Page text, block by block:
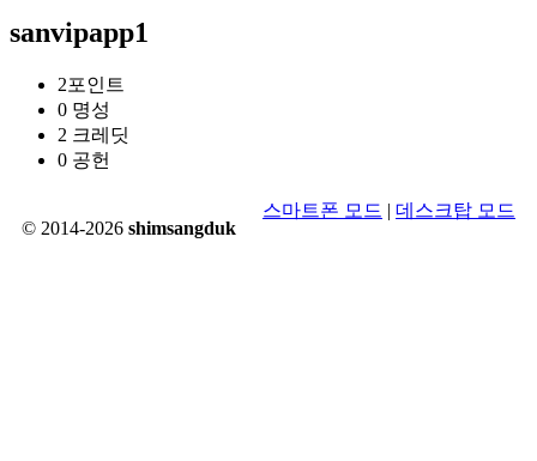
sanvipapp1
2포인트
0 명성
2 크레딧
0 공헌
© 2014-2026 shimsangduk
스마트폰 모드 | 데스크탑 모드